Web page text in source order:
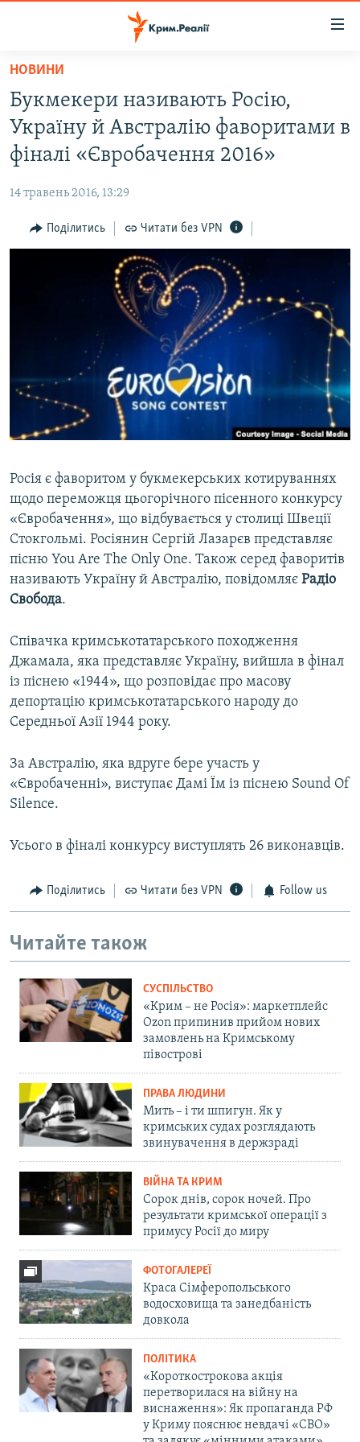
Перейти
основного
матеріалу
Перейти
до
основної
навігації
Перейти
до
ВОДА.КРИМ
ВІДЕО ТА ФОТО
БЛОГИ
ПОГЛЯД
ВІДЕОУРОКИ «ELIFBE»
СВІДЧЕННЯ ОКУПАЦІЇ
УКРАЇНСЬКА ПРОБЛЕМА КРИМУ
ЯК ОБІЙТИ БЛОКУВАННЯ
Русский
Qırımtatar
Усі сайти RFE/RL
НОВИНИ
Букмекери називають Росію,
Україну й Австралію фаворитами в
фіналі «Євробачення 2016»
14 травень 2016, 13:29
Поділитись Читати без VPN
Росія є фаворитом у букмекерських котируваннях
щодо переможця цьогорічного пісенного конкурсу
«Євробачення», що відбувається у столиці Швеції
Стокгольмі. Росіянин Сергій Лазарєв представляє
пісню You Are The Only One. Також серед фаворитів
називають Україну й Австралію, повідомляє Радіо
Свобода.
Співачка кримськотатарського походження
Джамала, яка представляє Україну, вийшла в фінал
із піснею «1944», що розповідає про масову
депортацію кримськотатарського народу до
Середньої Азії 1944 року.
За Австралію, яка вдруге бере участь у
«Євробаченні», виступає Дамі Їм із піснею Sound Of
Silence.
Усього в фіналі конкурсу виступлять 26 виконавців.
Поділитись Читати без VPN Follow us
Читайте також
СУСПІЛЬСТВО
«Крим – не Росія»: маркетплейс
Ozon припинив прийом нових
замовлень на Кримському
півострові
ПРАВА ЛЮДИНИ
Мить – і ти шпигун. Як у
кримських судах розглядають
звинувачення в держзраді
ВІЙНА ТА КРИМ
Сорок днів, сорок ночей. Про
результати кримської операції з
примусу Росії до миру
ФОТОГАЛЕРЕЇ
Краса Сімферопольського
водосховища та занедбаність
довкола
ПОЛІТИКА
«Короткострокова акція
перетворилася на війну на
виснаження»: Як пропаганда РФ
у Криму пояснює невдачі «СВО»